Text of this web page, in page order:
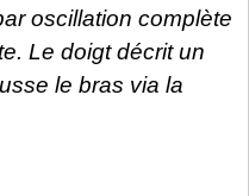
oscillation complète
Le doigt décrit un
le bras via la